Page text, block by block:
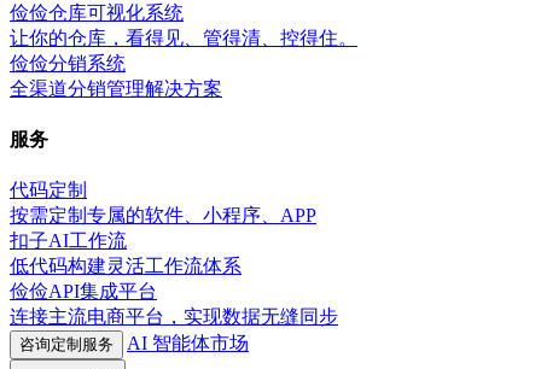
俭俭仓库可视化系统
让你的仓库，看得见、管得清、控得住。
俭俭分销系统
全渠道分销管理解决方案
服务
代码定制
按需定制专属的软件、小程序、APP
扣子AI工作流
低代码构建灵活工作流体系
俭俭API集成平台
连接主流电商平台，实现数据无缝同步
咨询定制服务 AI 智能体市场